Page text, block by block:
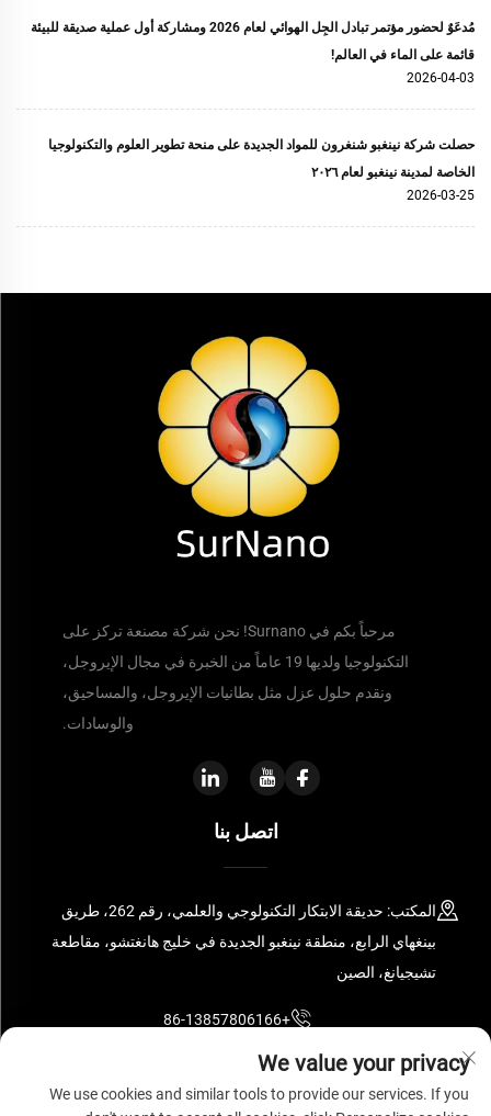
مُدعَوٌ لحضور مؤتمر تبادل الجِل الهوائي لعام 2026 ومشاركة أول عملية صديقة للبيئة
قائمة على الماء في العالم!
2026-04-03
حصلت شركة نينغبو شنغرون للمواد الجديدة على منحة تطوير العلوم والتكنولوجيا
الخاصة لمدينة نينغبو لعام ٢٠٢٦
2026-03-25
مرحباً بكم في Surnano! نحن شركة مصنعة تركز على
التكنولوجيا ولديها 19 عاماً من الخبرة في مجال الإيروجل،
ونقدم حلول عزل مثل بطانيات الإيروجل، والمساحيق،
والوسادات.
اتصل بنا
المكتب: حديقة الابتكار التكنولوجي والعلمي، رقم 262، طريق
بينغهاي الرابع، منطقة نينغبو الجديدة في خليج هانغتشو، مقاطعة
تشيجيانغ، الصين
+86-13857806166
[email protected]
We value your privacy
We use cookies and similar tools to provide our services. If you